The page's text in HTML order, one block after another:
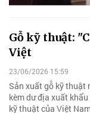
Gỗ kỹ thuật:
Việt
23/06/2026 15:59
Sản xuất gỗ kỹ thuật
kèm dư địa xuất
kỹ thuật của Việt